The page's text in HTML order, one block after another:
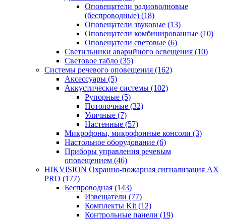
Оповещатели радиоволновые
(беспроводные) (18)
Оповещатели звуковые (13)
Оповещатели комбинированные (10)
Оповещатели световые (6)
Светильники аварийного освещения (10)
Световое табло (35)
Системы речевого оповещения (162)
Аксессуары (5)
Аккустические системы (102)
Рупорные (5)
Потолочные (32)
Уличные (7)
Настенные (57)
Микрофоны, микрофонные консоли (3)
Настольное оборудование (6)
Приборы управления речевым
оповещением (46)
HIKVISION Охранно-пожарная сигнализация AX
PRO (177)
Беспроводная (143)
Извещатели (77)
Комплекты Kit (12)
Контрольные панели (19)